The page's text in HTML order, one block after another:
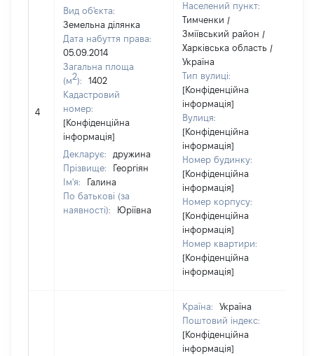
4
Вид об'єкта:
Земельна ділянка
Дата набуття права:
05.09.2014
Загальна площа
(м2):
1402
Кадастровий
номер:
[Конфіденційна
інформація]
Декларує:
дружина
Прізвище:
Георгіян
Ім'я:
Галина
По батькові (за
наявності):
Юріївна
Населений пункт:
Тимченки /
Зміївський район /
Харківська область /
Україна
Тип вулиці:
[Конфіденційна
інформація]
Вулиця:
[Конфіденційна
інформація]
Номер будинку:
[Конфіденційна
інформація]
Номер корпусу:
[Конфіденційна
інформація]
Номер квартири:
[Конфіденційна
інформація]
Країна:
Україна
Поштовий індекс:
[Конфіденційна
інформація]